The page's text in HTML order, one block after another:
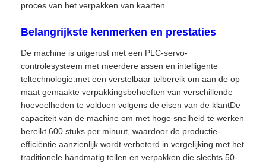
proces van het verpakken van kaarten.
Belangrijkste kenmerken en prestaties
De machine is uitgerust met een PLC-servo-
controlesysteem met meerdere assen en intelligente
teltechnologie.met een verstelbaar telbereik om aan de op
maat gemaakte verpakkingsbehoeften van verschillende
hoeveelheden te voldoen volgens de eisen van de klantDe
capaciteit van de machine om met hoge snelheid te werken
bereikt 600 stuks per minuut, waardoor de productie-
efficiëntie aanzienlijk wordt verbeterd in vergelijking met het
traditionele handmatig tellen en verpakken.die slechts 50-